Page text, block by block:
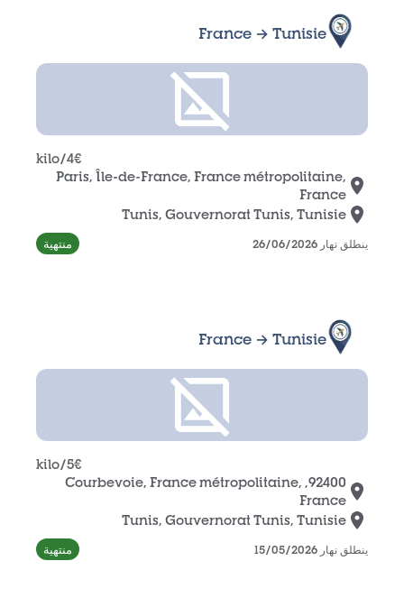
France → Tunisie
4€
/kilo
Paris, Île-de-France, France métropolitaine,
France
Tunis, Gouvernorat Tunis, Tunisie
ينطلق نهار 26/06/2026 منتهية
France → Tunisie
5€
/kilo
92400, Courbevoie, France métropolitaine,
France
Tunis, Gouvernorat Tunis, Tunisie
ينطلق نهار 15/05/2026 منتهية